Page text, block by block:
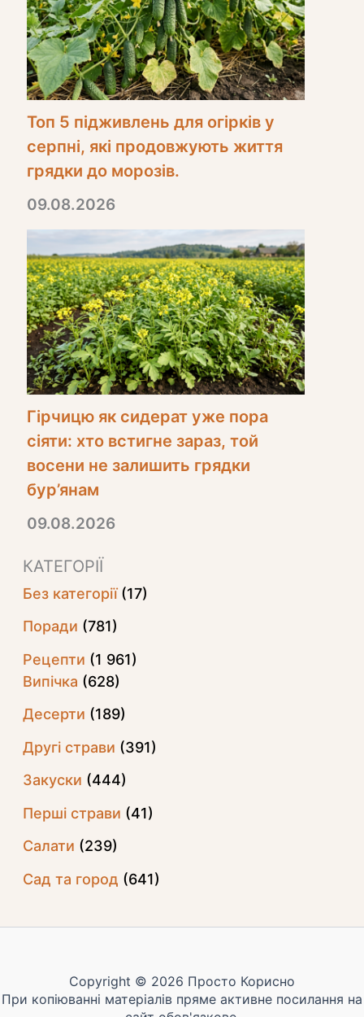
Топ 5 підживлень для огірків у
серпні, які продовжують життя
грядки до морозів.
09.08.2026
Гірчицю як сидерат уже пора
сіяти: хто встигне зараз, той
восени не залишить грядки
бур’янам
09.08.2026
КАТЕГОРІЇ
Без категорії(17)
Поради (781)
Рецепти (1 961)
Випічка (628)
Десерти (189)
Другі страви (391)
Закуски (444)
Перші страви (41)
Салати (239)
Сад та город (641)
Copyright © 2026 Просто Корисно
При копіюванні матеріалів пряме активне посилання на